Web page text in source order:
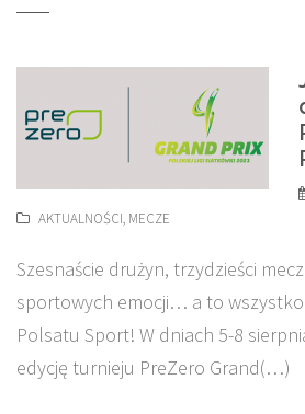
AKTUALNOŚCI, MECZE
Szesnaście drużyn, trzydzieści
sportowych emocji… a to
Polsatu Sport! W dniach 5-8
edycję turnieju PreZero Grand(…)